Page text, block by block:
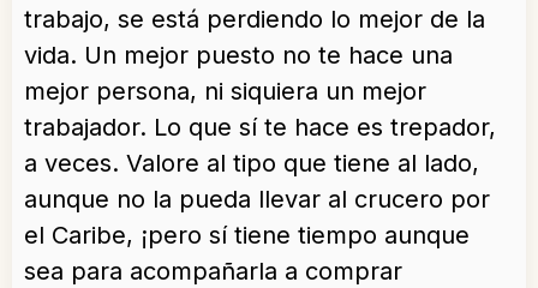
trabajo, se está perdiendo lo mejor de la
vida. Un mejor puesto no te hace una
mejor persona, ni siquiera un mejor
trabajador. Lo que sí te hace es trepador,
a veces. Valore al tipo que tiene al lado,
aunque no la pueda llevar al crucero por
el Caribe, ¡pero sí tiene tiempo aunque
sea para acompañarla a comprar